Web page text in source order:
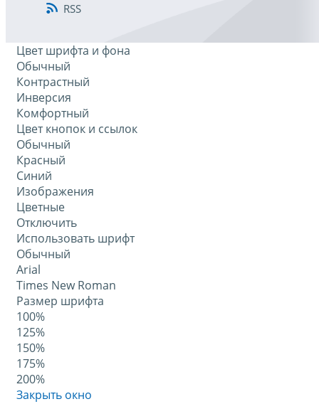
RSS
Цвет шрифта и фона
Обычный
Контрастный
Инверсия
Комфортный
Цвет кнопок и ссылок
Обычный
Красный
Синий
Изображения
Цветные
Отключить
Использовать шрифт
Обычный
Arial
Times New Roman
Размер шрифта
100%
125%
150%
175%
200%
Закрыть окно